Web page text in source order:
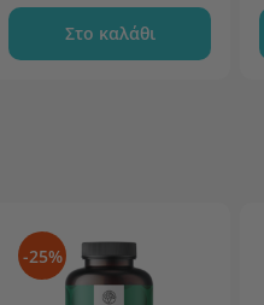
Στο καλάθι
-25%